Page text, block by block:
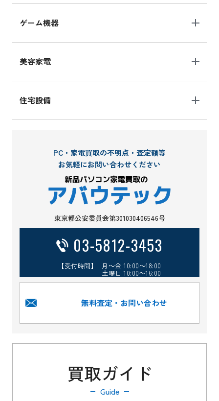
ゲーム機器
美容家電
住宅設備
PC・家電買取の不明点・査定額等
お気軽にお問い合わせください
東京都公安委員会第301030406546号
03-5812-3453
【受付時間】 月～金 10:00～18:00
土曜日 10:00～16:00
無料査定・お問い合わせ
買取ガイド
Guide